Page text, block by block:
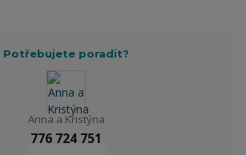
Potřebujete poradit?
Anna a Kristýna
776 724 751